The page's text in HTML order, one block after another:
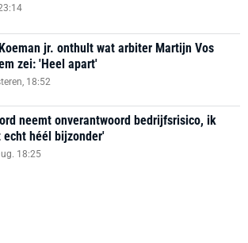
jr. onthult wat arbiter Martijn Vos
zei: 'Heel apart'
18:52
neemt onverantwoord bedrijfsrisico, ik
echt héél bijzonder'
18:25